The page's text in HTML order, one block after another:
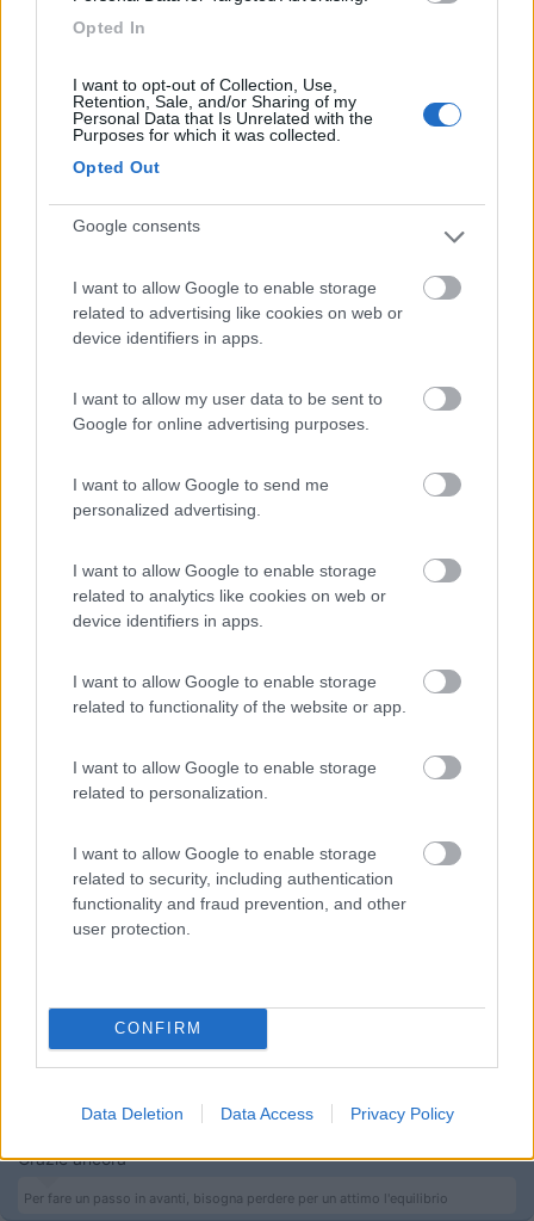
Opted In
I want to opt-out of Collection, Use,
Retention, Sale, and/or Sharing of my
Personal Data that Is Unrelated with the
Purposes for which it was collected.
Opted Out
Google consents
I want to allow Google to enable storage
related to advertising like cookies on web or
device identifiers in apps.
I want to allow my user data to be sent to
Google for online advertising purposes.
I want to allow Google to send me
personalized advertising.
I want to allow Google to enable storage
related to analytics like cookies on web or
device identifiers in apps.
I want to allow Google to enable storage
related to functionality of the website or app.
I want to allow Google to enable storage
related to personalization.
I want to allow Google to enable storage
related to security, including authentication
functionality and fraud prevention, and other
user protection.
CONFIRM
Data Deletion Data Access Privacy Policy
2assi
3578
Inserito il 21/05/2024 alle: 13:14:10
Confermo che la più comoda è dallo Stadio, il centro lo
destra, costeggiando le mura e dopo 100 metri a sinistra,
vedrai un grande piazzale dove stazionano i veicoli delle "
posteItaliane" il CS è appena entri. Il centro storico, a 1oo
Mistral78
164
In risposta al messaggio di2assidel
Confermo che la più comoda è dallo Stadio, il centro lo raggiungi
comodamente a piedi. Per quanto riguarda Marostica, lato ovest del
centro storico, fuori le mura, svolti a destra, costeggiando le mura e dopo
100 metri
E' anche comoda da raggiungere con il camper la zona stadio ?
Grazie ancora
Per fare un passo in avanti, bisogna perdere per un attimo l'equilibrio